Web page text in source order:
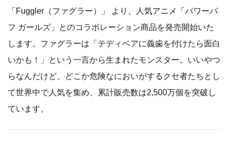
「Fuggler（ファグラー）」 より、人気アニメ「パワーパ
フ ガールズ」とのコラボレーション商品を発売開始いた
します。ファグラーは「テディベアに義歯を付けたら面白
いかも！」という一言から生まれたモンスター。いいやつ
らなんだけど、どこか危険なにおいがするクセ者たちとし
て世界中で人気を集め、累計販売数は2,500万個を突破し
ています。